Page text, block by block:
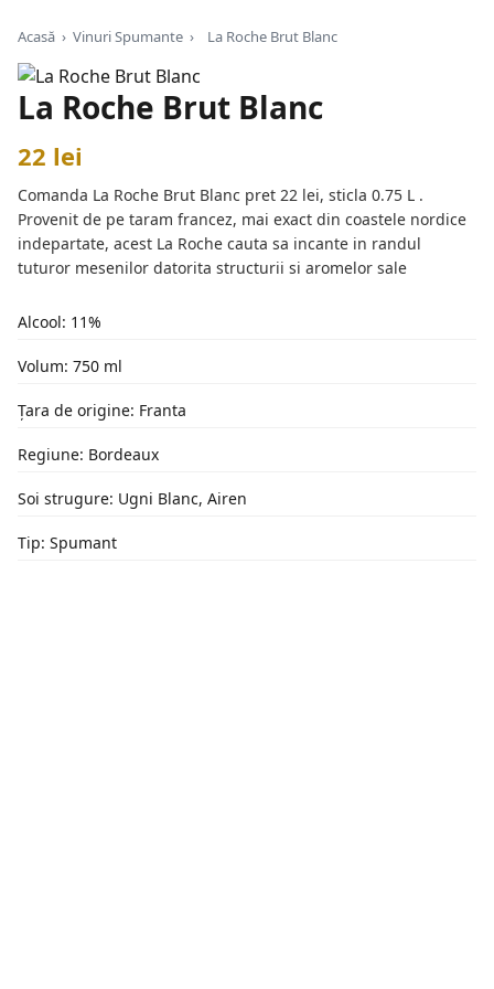
Acasă › Vinuri Spumante › La Roche Brut Blanc
La Roche Brut Blanc
22 lei
Comanda La Roche Brut Blanc pret 22 lei, sticla 0.75 L .
Provenit de pe taram francez, mai exact din coastele nordice
indepartate, acest La Roche cauta sa incante in randul
tuturor mesenilor datorita structurii si aromelor sale
Alcool: 11%
Volum: 750 ml
Țara de origine: Franta
Regiune: Bordeaux
Soi strugure: Ugni Blanc, Airen
Tip: Spumant